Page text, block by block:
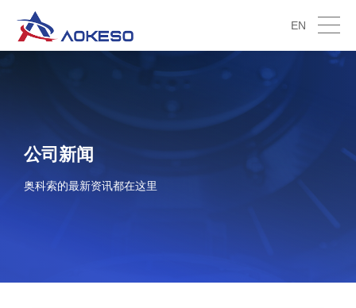
EN
公司新闻
奥科索的最新资讯都在这里